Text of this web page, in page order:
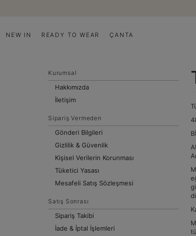
NEW IN READY TO WEAR ÇANTA
Kurumsal
Hakkımızda
İletişim
Sipariş Vermeden
Gönderi Bilgileri
Gizlilik & Güvenlik
Kişisel Verilerin Korunması
Tüketici Yasası
Mesafeli Satış Sözleşmesi
Satış Sonrası
Sipariş Takibi
İade & İptal İşlemleri